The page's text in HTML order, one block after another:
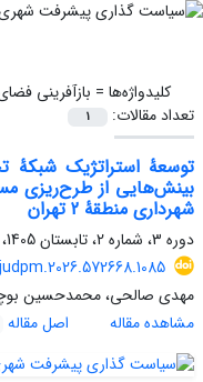
کلیدواژه‌ها = بازآفرینی
تعداد مقالات:
1
توسعۀ استراتژیک شبکۀ
بینش‌هایی از طرح‌ریزی
شهرداری منطقۀ 2 تهران
دوره 3، شماره 2، تابستان 1405، صفحه
مهدی صالحی، محمدحسین
مشاهده مقاله
اصل مقاله